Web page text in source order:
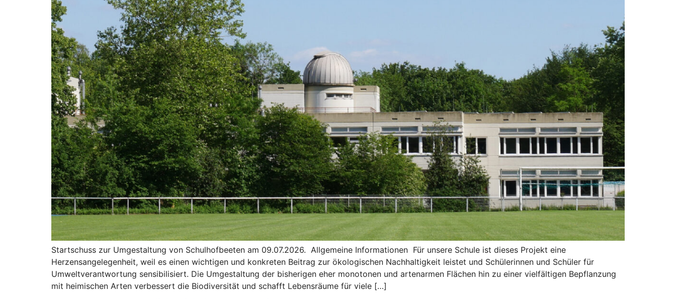
Startschuss zur Umgestaltung von Schulhofbeeten am 09.07.2026. Allgemeine Informationen Für unsere Schule ist dieses Projekt eine
Herzensangelegenheit, weil es einen wichtigen und konkreten Beitrag zur ökologischen Nachhaltigkeit leistet und Schülerinnen und Schüler für
Umweltverantwortung sensibilisiert. Die Umgestaltung der bisherigen eher monotonen und artenarmen Flächen hin zu einer vielfältigen Bepflanzung
mit heimischen Arten verbessert die Biodiversität und schafft Lebensräume für viele […]